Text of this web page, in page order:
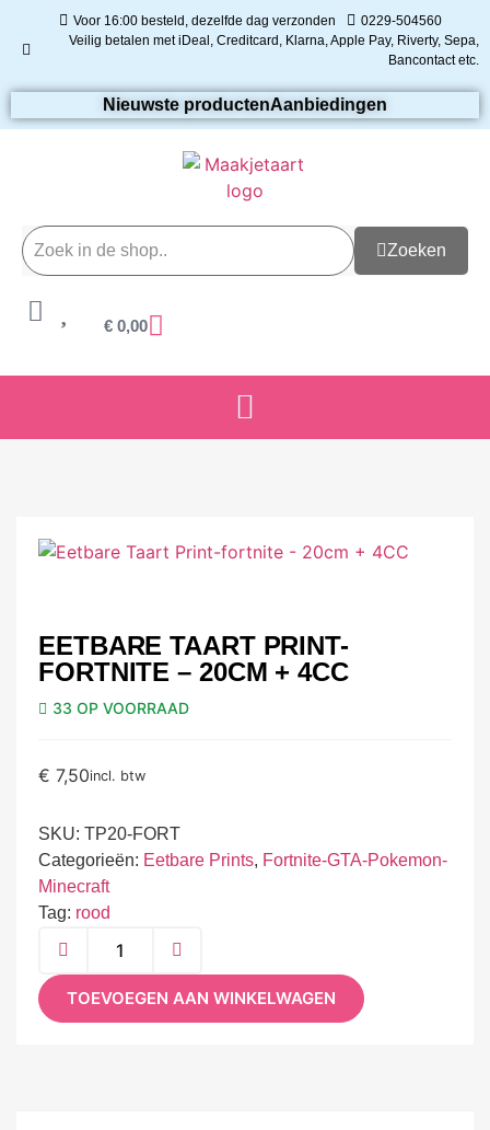
Voor 16:00 besteld, dezelfde dag verzonden
0229-504560
Veilig betalen met iDeal, Creditcard, Klarna, Apple Pay, Riverty, Sepa,
Bancontact etc.
Nieuwste productenAanbiedingen
Zoeken
€ 0,00
EETBARE TAART PRINT-
FORTNITE – 20CM + 4CC
33 OP VOORRAAD
€ 7,50incl. btw
SKU: TP20-FORT
Categorieën: Eetbare Prints, Fortnite-GTA-Pokemon-
Minecraft
Tag: rood
TOEVOEGEN AAN WINKELWAGEN